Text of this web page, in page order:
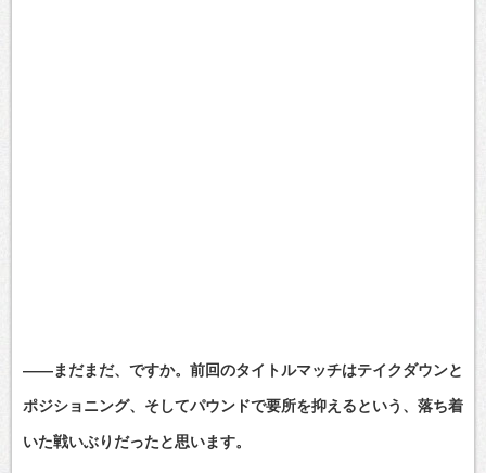
――まだまだ、ですか。前回のタイトルマッチはテイクダウンと
ポジショニング、そしてパウンドで要所を抑えるという、落ち着
いた戦いぶりだったと思います。